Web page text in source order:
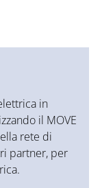
in
il MOVE
rete di
partner, per